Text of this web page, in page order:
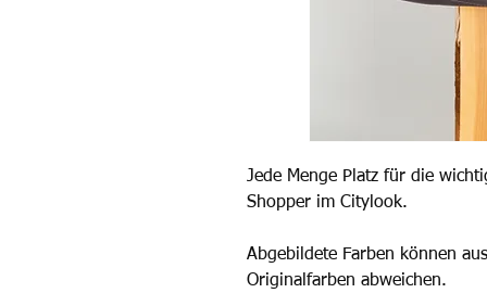
Jede Menge Platz für die
Shopper im Citylook.
Abgebildete Farben können
Originalfarben abweichen.